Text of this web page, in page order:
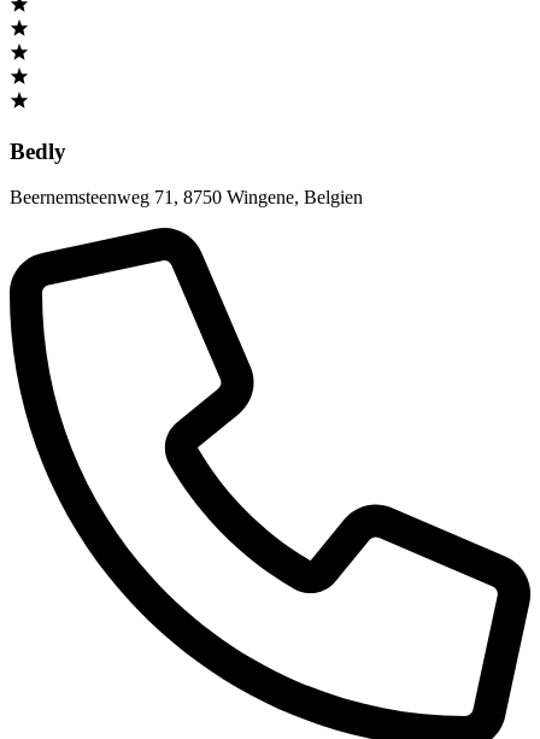
Bedly
Beernemsteenweg 71, 8750 Wingene, Belgien